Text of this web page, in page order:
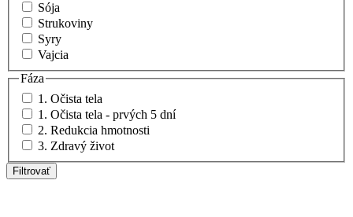
Sója
Strukoviny
Syry
Vajcia
Fáza
1. Očista tela
1. Očista tela - prvých 5 dní
2. Redukcia hmotnosti
3. Zdravý život